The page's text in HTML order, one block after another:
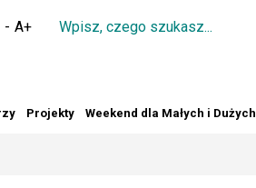
- A+
Wpisz
czego
Projekty Weekend dla Małych i Dużych